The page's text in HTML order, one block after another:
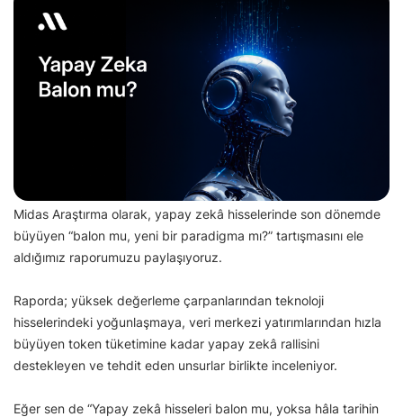
Midas Araştırma olarak, yapay zekâ hisselerinde son dönemde
büyüyen “balon mu, yeni bir paradigma mı?” tartışmasını ele
aldığımız raporumuzu paylaşıyoruz.
Raporda; yüksek değerleme çarpanlarından teknoloji
hisselerindeki yoğunlaşmaya, veri merkezi yatırımlarından hızla
büyüyen token tüketimine kadar yapay zekâ rallisini
destekleyen ve tehdit eden unsurlar birlikte inceleniyor.
Eğer sen de “Yapay zekâ hisseleri balon mu, yoksa hâla tarihin